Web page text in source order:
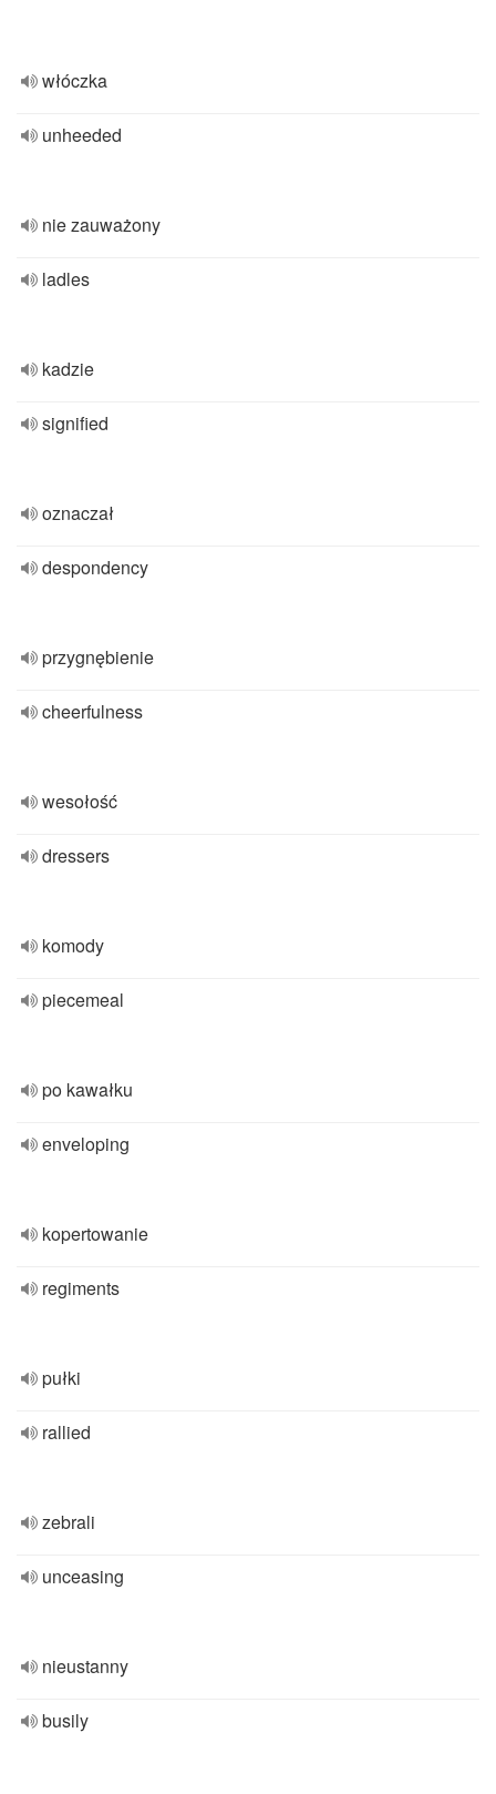
włóczka
unheeded
nie zauważony
ladles
kadzie
signified
oznaczał
despondency
przygnębienie
cheerfulness
wesołość
dressers
komody
piecemeal
po kawałku
enveloping
kopertowanie
regiments
pułki
rallied
zebrali
unceasing
nieustanny
busily